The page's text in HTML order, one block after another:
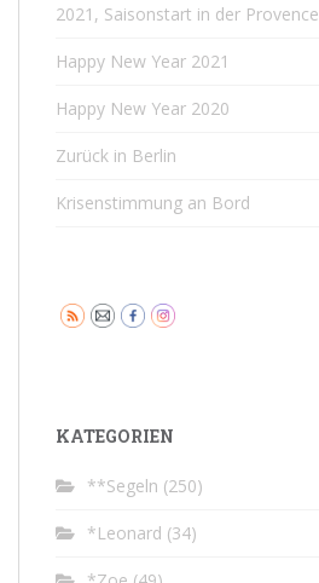
2021, Saisonstart in der Provence
Happy New Year 2021
Happy New Year 2020
Zurück in Berlin
Krisenstimmung an Bord
KATEGORIEN
**Segeln (250)
*Leonard (34)